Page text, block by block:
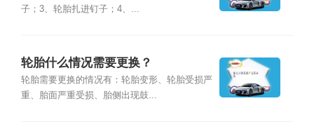
子；3、轮胎扎进钉子；4、...
轮胎什么情况需要更换？
轮胎需要更换的情况有：轮胎变形、轮胎受损严
重、胎面严重受损、胎侧出现鼓...